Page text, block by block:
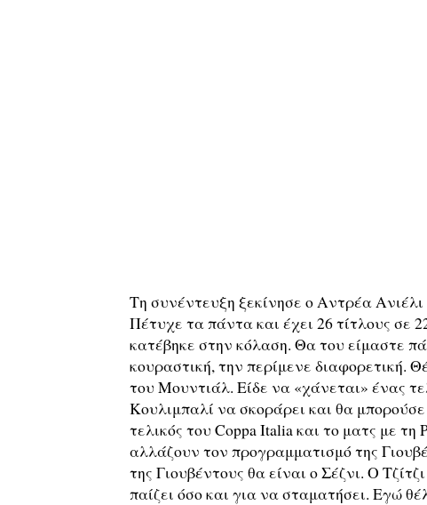
Τη συνέντευξη ξεκίνησε ο Αντρέα Ανιέλι
Πέτυχε τα πάντα και έχει 26 τίτλους σε
κατέβηκε στην κόλαση. Θα του είμαστε
κουραστική, την περίμενε διαφορετική.
του Μουντιάλ. Είδε να «χάνεται» ένας
Κουλιμπαλί να σκοράρει και θα
τελικός του Coppa Italia και το ματς με
αλλάζουν τον προγραμματισμό της
της Γιουβέντους θα είναι ο Σέζνι. Ο
παίζει όσο και για να σταματήσει. Εγώ